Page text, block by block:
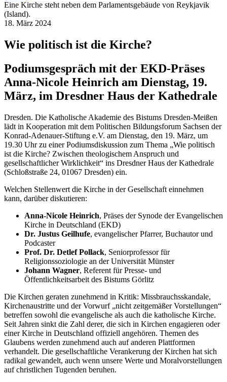
Eine Kirche steht neben dem Parlamentsgebäude von Reykjavik
(Island).
18. März 2024
Wie politisch ist die Kirche?
Podiumsgespräch mit der EKD-Präses
Anna-Nicole Heinrich am Dienstag, 19.
März, im Dresdner Haus der Kathedrale
Dresden. Die Katholische Akademie des Bistums Dresden-Meißen
lädt in Kooperation mit dem Politischen Bildungsforum Sachsen der
Konrad-Adenauer-Stiftung e.V. am Dienstag, den 19. März, um
19.30 Uhr zu einer Podiumsdiskussion zum Thema „Wie politisch
ist die Kirche? Zwischen theologischem Anspruch und
gesellschaftlicher Wirklichkeit“ ins Dresdner Haus der Kathedrale
(Schloßstraße 24, 01067 Dresden) ein.
Welchen Stellenwert die Kirche in der Gesellschaft einnehmen
kann, darüber diskutieren:
Anna-Nicole Heinrich, Präses der Synode der Evangelischen
Kirche in Deutschland (EKD)
Dr. Justus Geilhufe, evangelischer Pfarrer, Buchautor und
Podcaster
Prof. Dr. Detlef Pollack, Seniorprofessor für
Religionssoziologie an der Universität Münster
Johann Wagner, Referent für Presse- und
Öffentlichkeitsarbeit des Bistums Görlitz
Die Kirchen geraten zunehmend in Kritik: Missbrauchsskandale,
Kirchenaustritte und der Vorwurf „nicht zeitgemäßer Vorstellungen“
betreffen sowohl die evangelische als auch die katholische Kirche.
Seit Jahren sinkt die Zahl derer, die sich in Kirchen engagieren oder
einer Kirche in Deutschland offiziell angehören. Themen des
Glaubens werden zunehmend auch auf anderen Plattformen
verhandelt. Die gesellschaftliche Verankerung der Kirchen hat sich
radikal gewandelt, auch wenn unsere Werte und Moralvorstellungen
auf christlichen Tugenden beruhen.